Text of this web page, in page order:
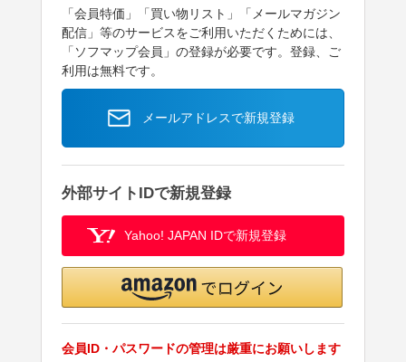
「会員特価」「買い物リスト」「メールマガジン
配信」等のサービスをご利用いただくためには、
「ソフマップ会員」の登録が必要です。登録、ご
利用は無料です。
メールアドレスで新規登録
外部サイトIDで新規登録
Yahoo! JAPAN IDで新規登録
会員ID・パスワードの管理は厳重にお願いします